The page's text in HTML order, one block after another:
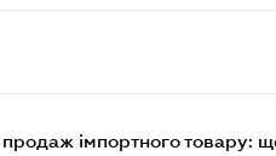
імпортного товару: